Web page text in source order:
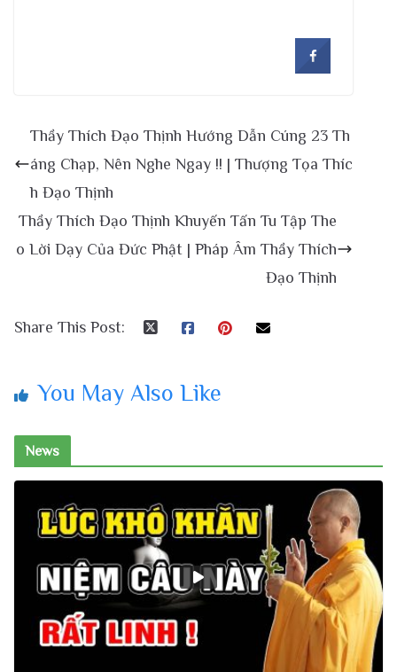
Thầy Thích Đạo Thịnh Hướng Dẫn Cúng 23 Th
áng Chạp, Nên Nghe Ngay !! | Thượng Tọa Thíc
h Đạo Thịnh
Thầy Thích Đạo Thịnh Khuyến Tấn Tu Tập The
o Lời Dạy Của Đức Phật | Pháp Âm Thầy Thích
Đạo Thịnh
Share This Post:
You May Also Like
News